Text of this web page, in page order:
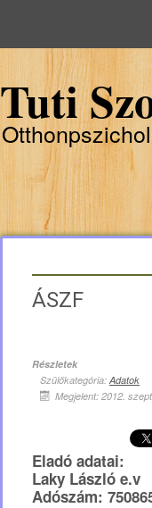
Tuti
ÁSZF
Részletek
Szülőkategória: Adatok
Megjelent: 2012.
Eladó adatai:
Laky László e.v
Adószám: